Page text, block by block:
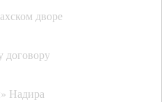
дворе
договору
Надира